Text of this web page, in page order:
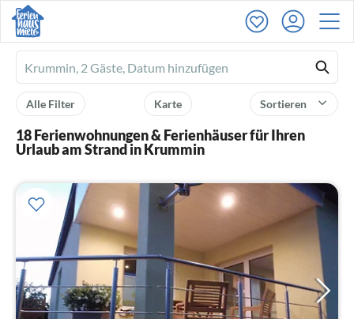
Ferienhausmiete
logo
Sortieren
Karte
Alle Filter
18 Ferienwohnungen & Ferienhäuser für Ihren
Urlaub am Strand in Krummin